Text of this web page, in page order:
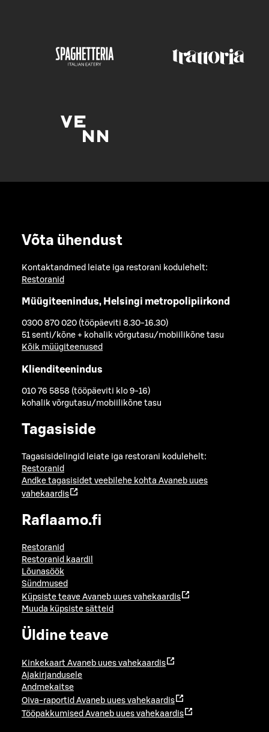
Võta ühendust
Kontaktandmed leiate iga restorani kodulehelt:
Restoranid
Müügiteenindus, Helsingi metropolipiirkond
0300 870 020 (tööpäeviti 8.30-16.30)
51 senti/kõne + kohalik võrgutasu/mobiilikõne tasu
Kõik müügiteenused
Klienditeenindus
010 76 5858 (tööpäeviti klo 9-16)
kohalik võrgutasu/mobiilikõne tasu
Tagasiside
Tagasisidelingid leiate iga restorani kodulehelt:
Restoranid
Andke tagasisidet veebilehe kohta Avaneb uues
vahekaardis
Raflaamo.fi
Restoranid
Restoranid kaardil
Lõunasöök
Sündmused
Küpsiste teave Avaneb uues vahekaardis
Muuda küpsiste sätteid
Üldine teave
Kinkekaart Avaneb uues vahekaardis
Ajakirjandusele
Andmekaitse
Oiva-raportid Avaneb uues vahekaardis
Tööpakkumised Avaneb uues vahekaardis